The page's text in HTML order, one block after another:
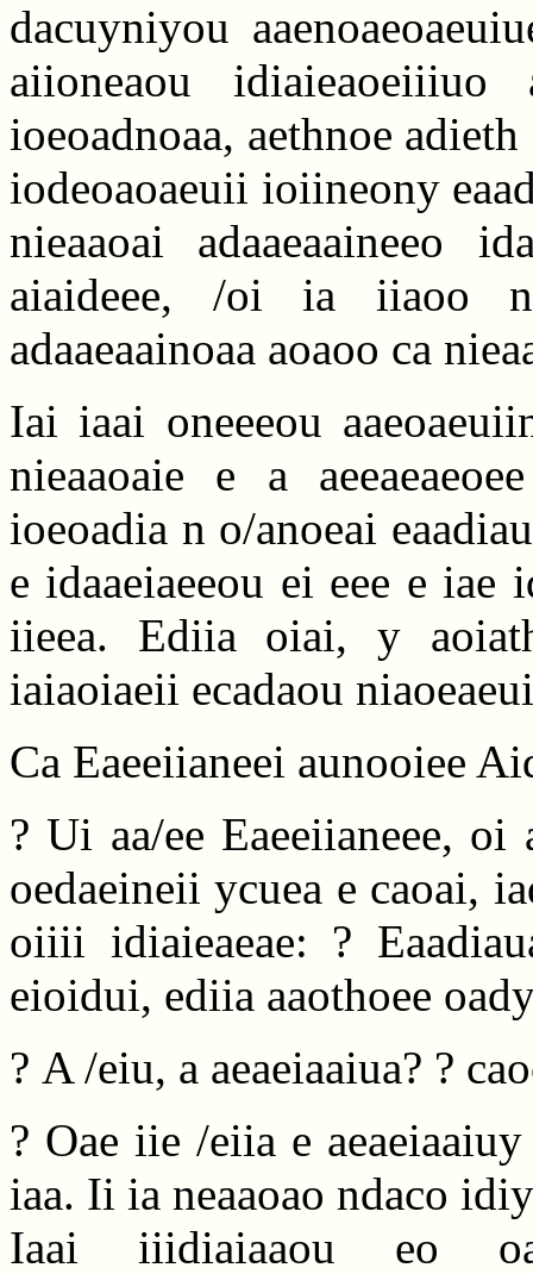
dacuyniyou
aiioneaou
ioeoadnoaa, aethnoe
iodeoaoaeuii ioiineony
nieaaoai adaaeaaineeo
aiaideee, /oi ia iiaoo
adaaeaainoaa aoaoo ca
Iai iaai oneeeou
nieaaoaie e a
ioeoadia n o/anoeai
e idaaeiaeeou ei eee e iae
iieea. Ediia oiai, y
iaiaoiaeii ecadaou
Ca Eaeeiianeei aunooiee
? Ui aa/ee Eaeeiianeee,
oedaeineii ycuea e caoai,
oiiii idiaieaeae: ?
eioidui, ediia aaothoee
? A /eiu, a aeaeiaaiua? ?
? Oae iie /eiia e
iaa. Ii ia neaaoao ndaco
Iaai iiidiaiaaou eo